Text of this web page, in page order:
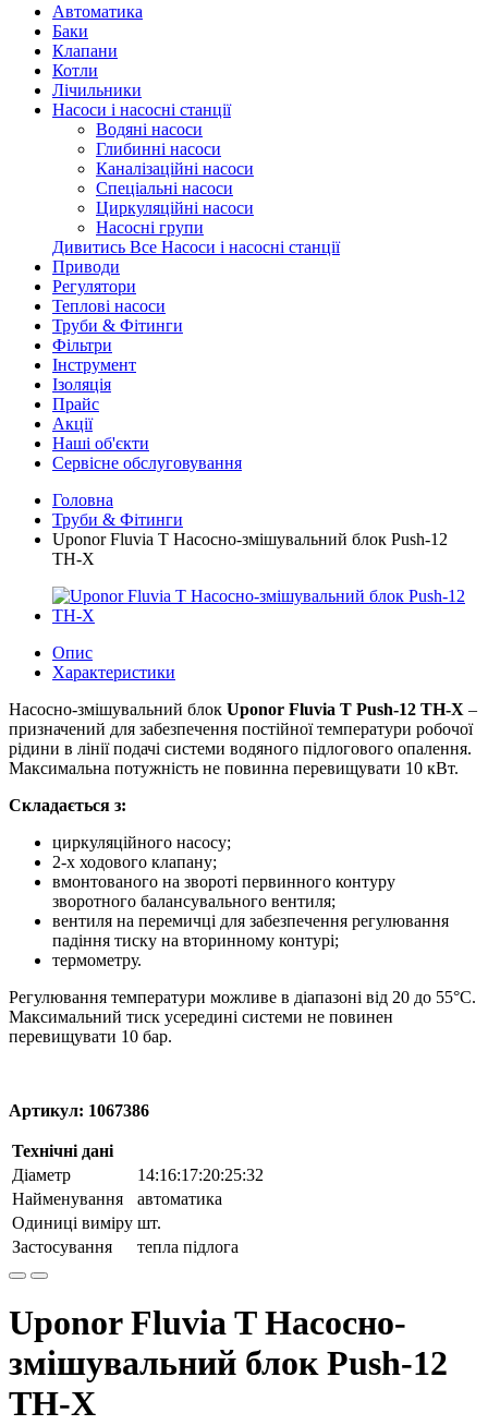
Автоматика
Баки
Клапани
Котли
Лічильники
Насоси і насосні станції
Водяні насоси
Глибинні насоси
Каналізаційні насоси
Спеціальні насоси
Циркуляційні насоси
Насосні групи
Дивитись Все Насоси і насосні станції
Приводи
Регулятори
Теплові насоси
Труби & Фітинги
Фільтри
Інструмент
Ізоляція
Прайс
Акції
Наші об'єкти
Сервісне обслуговування
Головна
Труби & Фітинги
Uponor Fluvia T Насосно-змішувальний блок Push-12
TH-X
Опис
Характеристики
Насосно-змішувальний блок Uponor Fluvia T Push-12 TH-X –
призначений для забезпечення постійної температури робочої
рідини в лінії подачі системи водяного підлогового опалення.
Максимальна потужність не повинна перевищувати 10 кВт.
Складається з:
циркуляційного насосу;
2-х ходового клапану;
вмонтованого на звороті первинного контуру
зворотного балансувального вентиля;
вентиля на перемичці для забезпечення регулювання
падіння тиску на вторинному контурі;
термометру.
Регулювання температури можливе в діапазоні від 20 до 55°С.
Максимальний тиск усередині системи не повинен
перевищувати 10 бар.
Артикул: 1067386
Технічні дані
Діаметр
14:16:17:20:25:32
Найменування
автоматика
Одиниці виміру шт.
Застосування
тепла підлога
Uponor Fluvia T Насосно-
змішувальний блок Push-12
TH-X